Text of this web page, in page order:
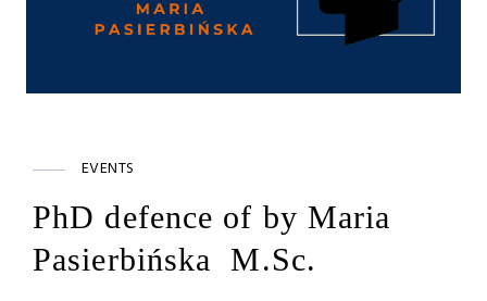
EVENTS
PhD defence of by Maria
Pasierbińska M.Sc.